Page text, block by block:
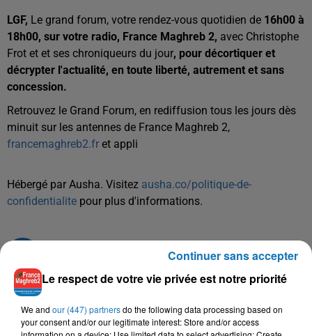
LGF, Le grand forum, votre rendez-vous quotidien de 16h00 à
18h00, sur votre radio, France Maghreb 2, avec Christophe
Frot et et ses chroniqueurs du jour, pour décortiquer et
décrypter l'actualité, en toute liberté, autrement et sans
concession.
Retrouvez le Grand Forum, en rediffusion tous les jours dès
minuit sur les antennes de France Maghreb 2,
francemaghreb2.fr et appli
Hébergé par Ausha. Visitez ausha.co/politique-de-
confidentialite pour plus d'informations.
TITRES DIFFUSÉS
Le respect de votre vie privée est notre priorité
We and our (447) partnersdo the following data processing based on
your consent and/or our legitimate interest: Store and/or access
Continuer sans accepter